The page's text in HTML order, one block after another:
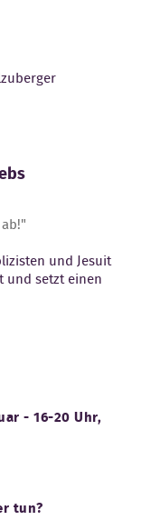
und Jesuit
und setzt einen
- 16-20 Uhr,
tun?